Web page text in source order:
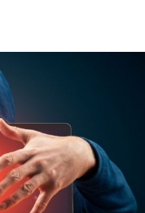
全收藏，以備日後「遇襲」
Senior Technical
EDR 及 Zero-trust